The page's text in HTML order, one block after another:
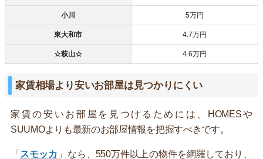
小川 5万円
東大和市 4.7万円
☆萩山☆ 4.6万円
家賃相場より安いお部屋は見つかりにくい
家賃の安いお部屋を見つけるためには、HOMESや
SUUMOよりも最新のお部屋情報を把握すべきです。
「 スモッカ 」なら、550万件以上の物件を網羅しており、